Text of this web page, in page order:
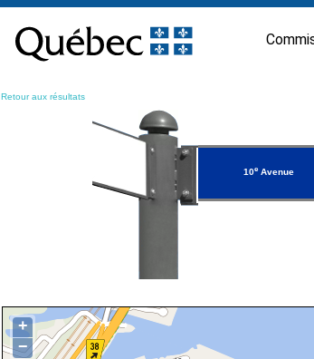
contenu
Retour aux résultats
10eAvenue
+
−